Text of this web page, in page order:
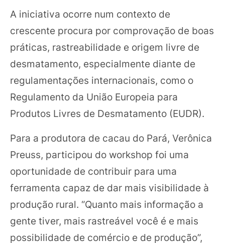
A iniciativa ocorre num contexto de
crescente procura por comprovação de boas
práticas, rastreabilidade e origem livre de
desmatamento, especialmente diante de
regulamentações internacionais, como o
Regulamento da União Europeia para
Produtos Livres de Desmatamento (EUDR).
Para a produtora de cacau do Pará, Verônica
Preuss, participou do workshop foi uma
oportunidade de contribuir para uma
ferramenta capaz de dar mais visibilidade à
produção rural. “Quanto mais informação a
gente tiver, mais rastreável você é e mais
possibilidade de comércio e de produção”,